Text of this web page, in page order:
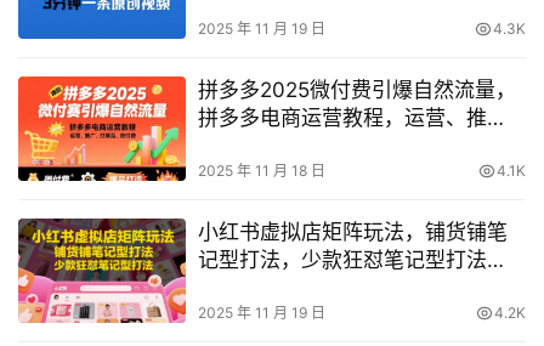
2025 年 11 月 19 日 4.3K
拼多多2025微付费引爆自然流量，
拼多多电商运营教程，运营、推
2025 年 11 月 18 日 4.1K
小红书虚拟店矩阵玩法，铺货铺笔
记型打法，少款狂怼笔记型打法
2025 年 11 月 19 日 4.2K